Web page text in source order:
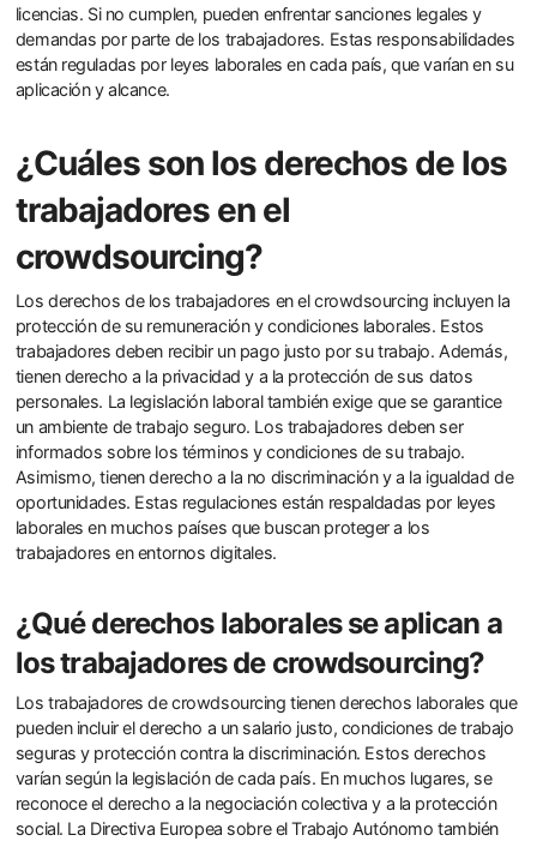
licencias. Si no cumplen, pueden enfrentar sanciones legales y
demandas por parte de los trabajadores. Estas responsabilidades
están reguladas por leyes laborales en cada país, que varían en su
aplicación y alcance.
¿Cuáles son los derechos de los
trabajadores en el
crowdsourcing?
Los derechos de los trabajadores en el crowdsourcing incluyen la
protección de su remuneración y condiciones laborales. Estos
trabajadores deben recibir un pago justo por su trabajo. Además,
tienen derecho a la privacidad y a la protección de sus datos
personales. La legislación laboral también exige que se garantice
un ambiente de trabajo seguro. Los trabajadores deben ser
informados sobre los términos y condiciones de su trabajo.
Asimismo, tienen derecho a la no discriminación y a la igualdad de
oportunidades. Estas regulaciones están respaldadas por leyes
laborales en muchos países que buscan proteger a los
trabajadores en entornos digitales.
¿Qué derechos laborales se aplican a
los trabajadores de crowdsourcing?
Los trabajadores de crowdsourcing tienen derechos laborales que
pueden incluir el derecho a un salario justo, condiciones de trabajo
seguras y protección contra la discriminación. Estos derechos
varían según la legislación de cada país. En muchos lugares, se
reconoce el derecho a la negociación colectiva y a la protección
social. La Directiva Europea sobre el Trabajo Autónomo también